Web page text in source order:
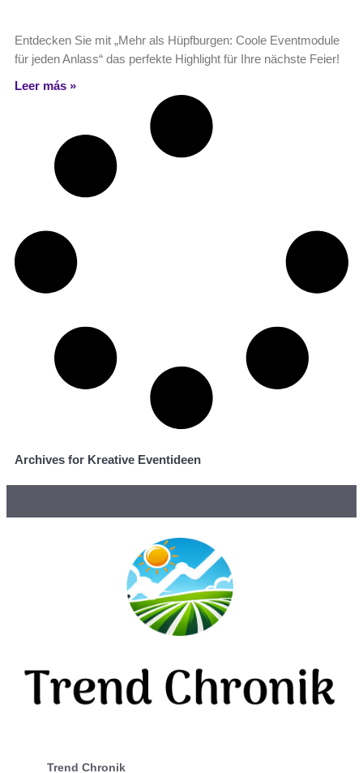
Entdecken Sie mit „Mehr als Hüpfburgen: Coole Eventmodule
für jeden Anlass“ das perfekte Highlight für Ihre nächste Feier!
Leer más »
Archives for Kreative Eventideen
Trend Chronik